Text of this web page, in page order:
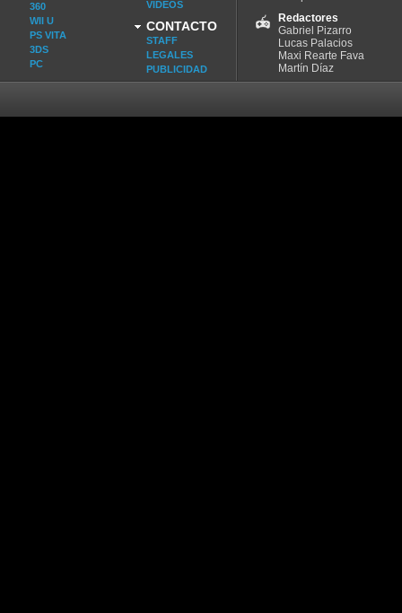
360
WII U
PS VITA
3DS
PC
VIDEOS
CONTACTO
STAFF
LEGALES
PUBLICIDAD
Redactores
Gabriel Pizarro
Lucas Palacios
Maxi Rearte Fava
Martín Díaz